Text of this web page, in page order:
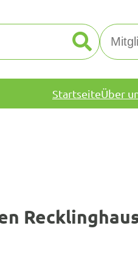
StartseiteÜber